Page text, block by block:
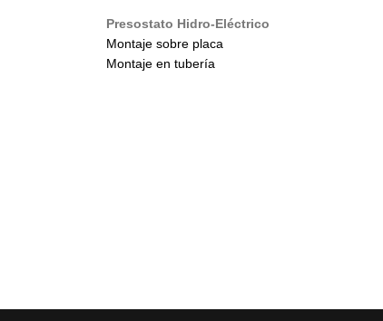
Presostato Hidro-Eléctrico
Montaje sobre placa
Montaje en tubería